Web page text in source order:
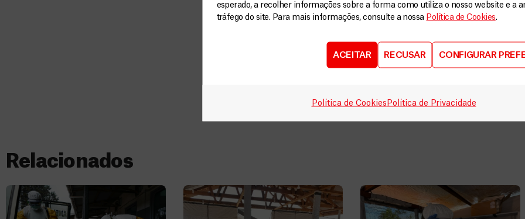
esperado, a recolher informações sobre a forma como utiliza o nosso website e a
tráfego do site. Para mais informações, consulte a nossa Política de Cookies.
ACEITAR RECUSAR CONFIGURAR
Política de Cookies Política de Privacidade
para
chegar
humanitária
DOE
Relacionados